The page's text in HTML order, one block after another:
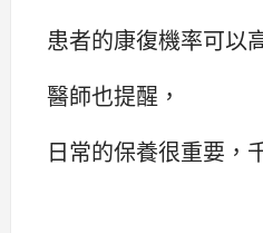
患者的康復機率可以
醫師也提醒，
日常的保養很重要，